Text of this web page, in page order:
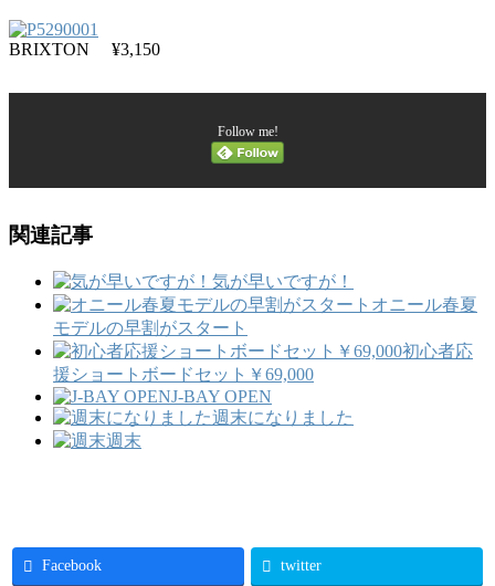
BRIXTON ¥3,150
Follow me!
関連記事
気が早いですが！
オニール春夏
モデルの早割がスタート
初心者応
援ショートボードセット￥69,000
J-BAY OPEN
週末になりました
週末
Facebook twitter